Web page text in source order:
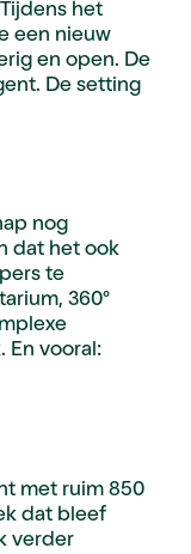
het
een nieuw
en open. De
De setting
nog
dat het ook
te
360°
En vooral:
met ruim 850
dat bleef
verder